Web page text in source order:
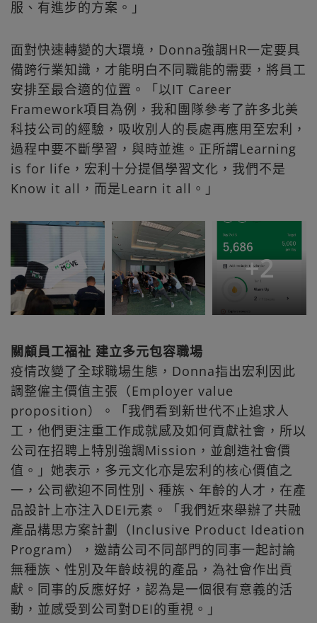
服、有進步的方案。」
面對快速轉變的大環境，Donna強調HR一定要具
備跨行業知識，才能明白不同職能的需要，將員工
安排至最合適的位置。「以IT Career
Framework項目為例，我和團隊參考了許多北美
科技公司的經驗，吸收別人的長處再應用至宏利，
過程中要不斷學習，與時並進。正所謂Learning
is for life，宏利十分提倡學習文化，我們不是
Know it all，而是Learn it all。」
+2
關顧員工福祉 建立多元包容職場
疫情改變了全球職場生態，Donna指出宏利因此
調整僱主價值主張（Employer value
proposition）。「我們看到新世代不止追求人
工，他們更注重工作成就感及如何貢獻社會，所以
公司在招聘上特別強調Mission，並創造社會價
值。」她表示，多元文化亦是宏利的核心價值之
一，公司歡迎不同性別、種族、年齡的人才，在產
品設計上亦注入DEI元素。「我們近來舉辦了共融
產品構思方案計劃（Inclusive Product Ideation
Program），邀請公司不同部門的同事一起討論
無種族、性別及年齡歧視的產品，為社會作出貢
獻。同事的反應好好，認為是一個很有意義的活
動，並感受到公司對DEI的重視。」